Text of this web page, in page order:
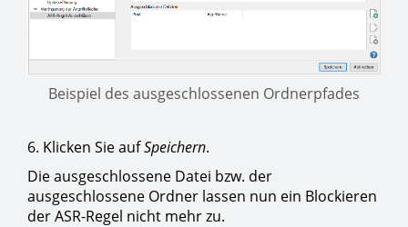
Beispiel des ausgeschlossenen Ordnerpfades
6. Klicken Sie aufSpeichern.
Die ausgeschlossene Datei bzw. der
ausgeschlossene Ordner lassen nun ein Blockieren
der ASR-Regel nicht mehr zu.